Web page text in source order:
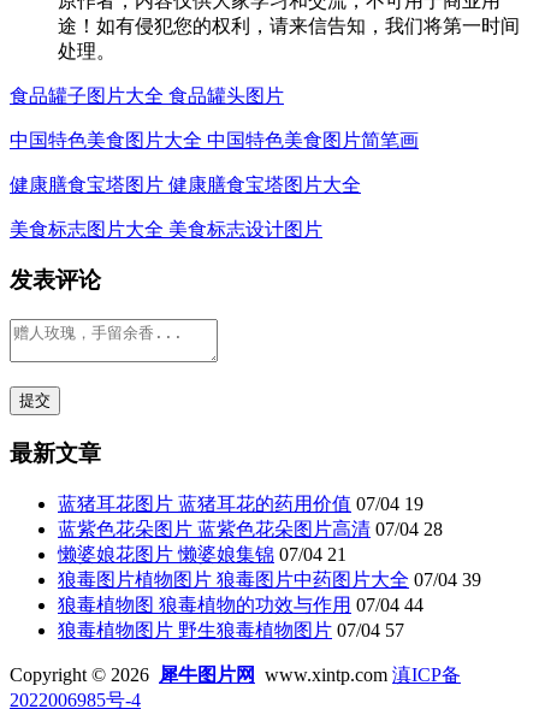
途！如有侵犯您的权利，请来信告知，我们将第一时间
处理。
食品罐子图片大全 食品罐头图片
中国特色美食图片大全 中国特色美食图片简笔画
健康膳食宝塔图片 健康膳食宝塔图片大全
美食标志图片大全 美食标志设计图片
发表评论
最新文章
蓝猪耳花图片 蓝猪耳花的药用价值 07/04 19
蓝紫色花朵图片 蓝紫色花朵图片高清 07/04 28
懒婆娘花图片 懒婆娘集锦 07/04 21
狼毒图片植物图片 狼毒图片中药图片大全 07/04 39
狼毒植物图 狼毒植物的功效与作用 07/04 44
狼毒植物图片 野生狼毒植物图片 07/04 57
Copyright © 2026 犀牛图片网 www.xintp.com 滇ICP备
2022006985号-4